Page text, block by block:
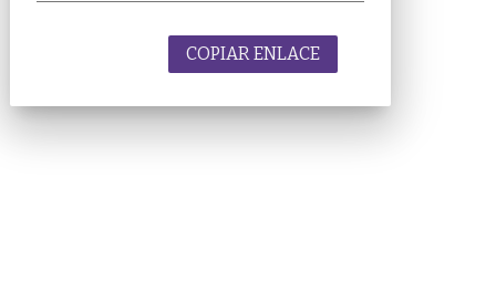
COPIAR ENLACE